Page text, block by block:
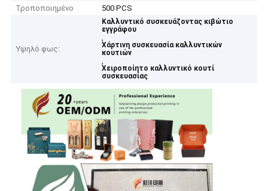
Τροποποιημένο
500 PCS
Υψηλό φως:
Καλλυντικό συσκευάζοντας κιβώτιο
εγγράφου
,
Χάρτινη συσκευασία καλλυντικών
κουτιών
,
Χειροποίητο καλλυντικό κουτί
συσκευασίας